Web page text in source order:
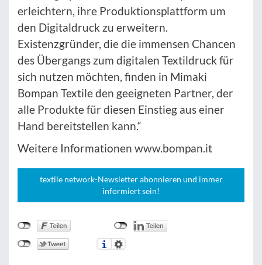
erleichtern, ihre Produktionsplattform um
den Digitaldruck zu erweitern.
Existenzgründer, die die immensen Chancen
des Übergangs zum digitalen Textildruck für
sich nutzen möchten, finden in Mimaki
Bompan Textile den geeigneten Partner, der
alle Produkte für diesen Einstieg aus einer
Hand bereitstellen kann.“
Weitere Informationen www.bompan.it
textile network-Newsletter abonnieren und immer
informiert sein!